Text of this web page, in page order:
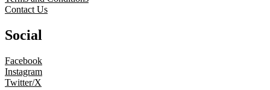
Contact Us
Social
Facebook
Instagram
Twitter/X